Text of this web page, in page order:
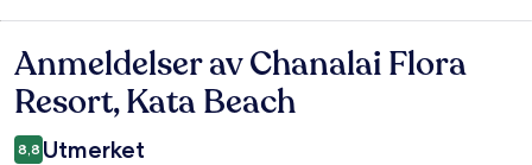
Anmeldelser
Anmeldelser av Chanalai Flora
Resort, Kata Beach
8,8 Utmerket